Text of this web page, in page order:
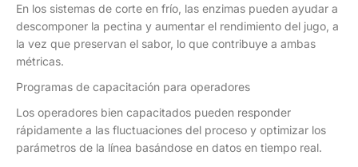
En los sistemas de corte en frío, las enzimas pueden ayudar a
descomponer la pectina y aumentar el rendimiento del jugo, a
la vez que preservan el sabor, lo que contribuye a ambas
métricas.
Programas de capacitación para operadores
Los operadores bien capacitados pueden responder
rápidamente a las fluctuaciones del proceso y optimizar los
parámetros de la línea basándose en datos en tiempo real.